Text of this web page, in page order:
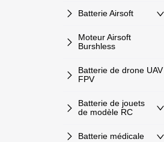
Batterie Airsoft
Moteur Airsoft
Burshless
Batterie de drone UAV
FPV
Batterie de jouets
de modèle RC
Batterie médicale